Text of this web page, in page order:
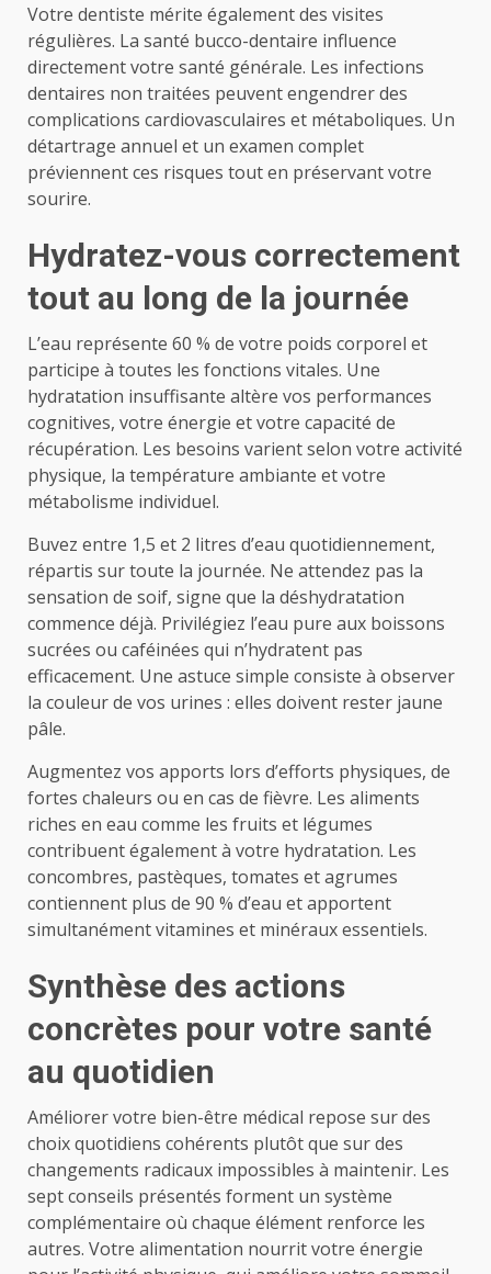
Votre dentiste mérite également des visites
régulières. La santé bucco-dentaire influence
directement votre santé générale. Les infections
dentaires non traitées peuvent engendrer des
complications cardiovasculaires et métaboliques. Un
détartrage annuel et un examen complet
préviennent ces risques tout en préservant votre
sourire.
Hydratez-vous correctement
tout au long de la journée
L’eau représente 60 % de votre poids corporel et
participe à toutes les fonctions vitales. Une
hydratation insuffisante altère vos performances
cognitives, votre énergie et votre capacité de
récupération. Les besoins varient selon votre activité
physique, la température ambiante et votre
métabolisme individuel.
Buvez entre 1,5 et 2 litres d’eau quotidiennement,
répartis sur toute la journée. Ne attendez pas la
sensation de soif, signe que la déshydratation
commence déjà. Privilégiez l’eau pure aux boissons
sucrées ou caféinées qui n’hydratent pas
efficacement. Une astuce simple consiste à observer
la couleur de vos urines : elles doivent rester jaune
pâle.
Augmentez vos apports lors d’efforts physiques, de
fortes chaleurs ou en cas de fièvre. Les aliments
riches en eau comme les fruits et légumes
contribuent également à votre hydratation. Les
concombres, pastèques, tomates et agrumes
contiennent plus de 90 % d’eau et apportent
simultanément vitamines et minéraux essentiels.
Synthèse des actions
concrètes pour votre santé
au quotidien
Améliorer votre bien-être médical repose sur des
choix quotidiens cohérents plutôt que sur des
changements radicaux impossibles à maintenir. Les
sept conseils présentés forment un système
complémentaire où chaque élément renforce les
autres. Votre alimentation nourrit votre énergie